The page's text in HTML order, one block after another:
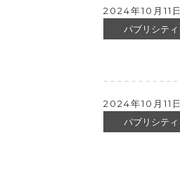
2024年10月11日
パブリシティ
2024年10月11日
パブリシティ